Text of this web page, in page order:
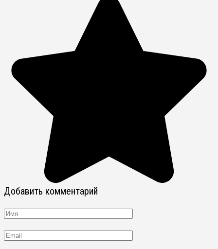
Добавить комментарий
Имя
Email